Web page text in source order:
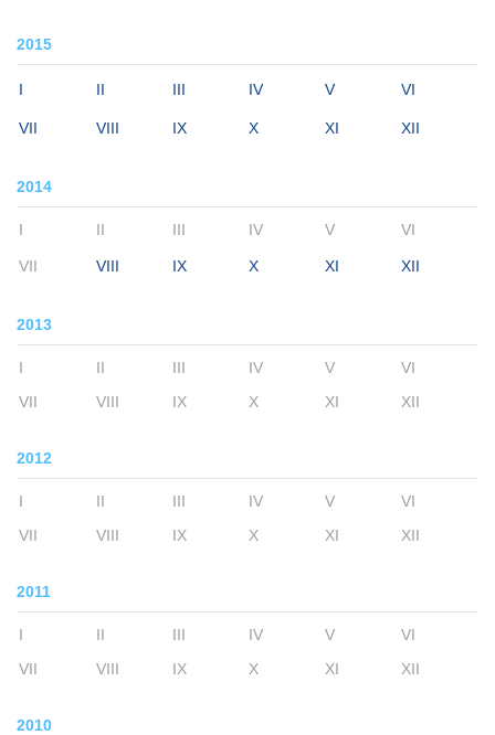
2015
I II III IV V VI
VII VIII IX X XI XII
2014
I II III IV V VI
VII VIII IX X XI XII
2013
I II III IV V
VI
VII
VIII IX X XI XII
2012
I II III IV V
VI
VII
VIII IX X XI XII
2011
I II III IV V
VI
VII
VIII IX X XI XII
2010